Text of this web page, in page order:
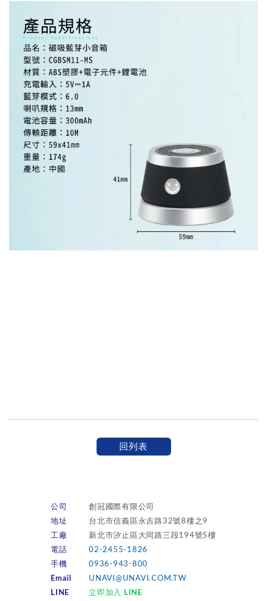
回列表
公司
創冠國際有限公司
地址
台北市信義區永吉路32號8樓之9
工廠
新北市汐止區大同路三段194號5樓
電話
02-2455-1826
手機
0936-943-800
Email
UNAVI@UNAVI.COM.TW
LINE
立即加入 LINE